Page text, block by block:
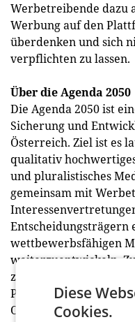
Werbetreibende dazu
Werbung auf den
überdenken und sich
verpflichten zu lassen.
Über die Agenda 2050
Die Agenda 2050 ist
Sicherung und
Österreich. Ziel ist es
qualitativ
und pluralistisches
gemeinsam mit
wettbewerbsfähigen
weiterzuentwickeln.
zählen AboutMedia,
Performance Group,
ORF-Enterprise,
Diese
Cookies.